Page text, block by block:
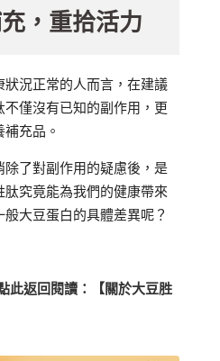
，重拾活力
況正常的人而言，在建議
僅沒有已知的副作用，更
充品。
了對副作用的疑慮後，是
究竟能為我們的健康帶來
大豆蛋白的具體差異呢？
此返回閱讀：【關於大豆胜